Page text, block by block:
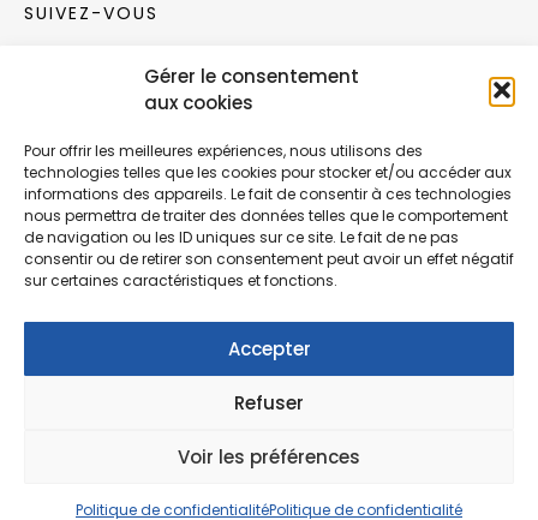
Gérer le consentement
aux cookies
Pour offrir les meilleures expériences, nous utilisons des
technologies telles que les cookies pour stocker et/ou accéder aux
informations des appareils. Le fait de consentir à ces technologies
nous permettra de traiter des données telles que le comportement
de navigation ou les ID uniques sur ce site. Le fait de ne pas
consentir ou de retirer son consentement peut avoir un effet négatif
sur certaines caractéristiques et fonctions.
Accepter
Refuser
Voir les préférences
Politique de confidentialitéPolitique de confidentialité
SUIVEZ-VOUS
Rejoignez notre communauté sur les réseaux
Nouvelles collections, vie de l’équipe ou
inspirations : soyez informés de nos dernières
actualités.
© Copyright Fonction Meuble